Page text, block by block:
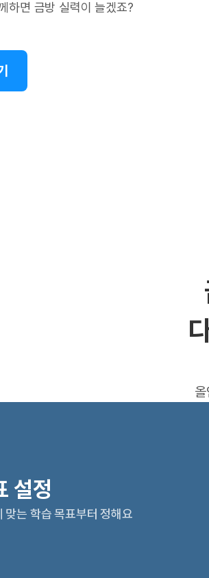
하면 금방 실력이 늘겠죠?
설정
맞는 학습 목표부터 정해요